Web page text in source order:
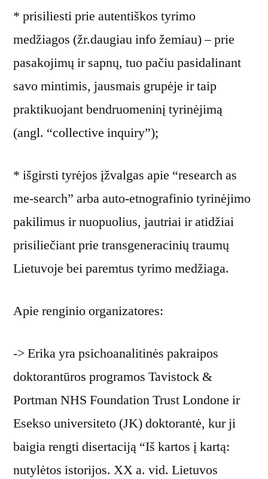
* prisiliesti prie autentiškos tyrimo
medžiagos (žr.daugiau info žemiau) – prie
pasakojimų ir sapnų, tuo pačiu pasidalinant
savo mintimis, jausmais grupėje ir taip
praktikuojant bendruomeninį tyrinėjimą
(angl. “collective inquiry”);
* išgirsti tyrėjos įžvalgas apie “research as
me-search” arba auto-etnografinio tyrinėjimo
pakilimus ir nuopuolius, jautriai ir atidžiai
prisiliečiant prie transgeneracinių traumų
Lietuvoje bei paremtus tyrimo medžiaga.
Apie renginio organizatores:
-> Erika yra psichoanalitinės pakraipos
doktorantūros programos Tavistock &
Portman NHS Foundation Trust Londone ir
Esekso universiteto (JK) doktorantė, kur ji
baigia rengti disertaciją “Iš kartos į kartą:
nutylėtos istorijos. XX a. vid. Lietuvos